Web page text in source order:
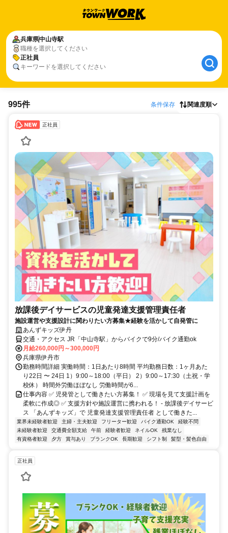
兵庫県中山寺駅
職種を選択してください
正社員
キーワードを選択してください
995件 条件保存 関連度順
正社員
放課後デイサービスの児童発達支援管理責任者
施設運営や支援設計に関わりたい方募集★経験を活かして自発管に
あんずキッズ伊丹
交通・アクセス JR「中山寺駅」からバイクで9分/バイク通勤ok
月給260,000円～300,000円
兵庫県伊丹市
勤務時間詳細 実働時間：1日あたり8時間 平均勤務日数：1ヶ月あた
り22日 〜 24日 1）9:00～18:00（平日） 2）9:00～17:30（土祝・学
校休） 時間外労働ほぼなし 労働時間が6...
仕事内容 ✅ 児発管として働きたい方募集！ ✅ 現場を見て支援計画を
柔軟に作成◎ ✅ 支援方針や施設運営に携われる！ - 放課後デイサービ
ス 「あんずキッズ」で 児童発達支援管理責任者 として働きた...
業界未経験者歓迎 主婦・主夫歓迎 フリーター歓迎 バイク通勤OK
経験不問
未経験者歓迎
交通費全額支給 午前 経験者歓迎 ネイルOK
残業なし
有資格者歓迎
夕方 賞与あり ブランクOK 長期歓迎 シフト制 髪型・髪色自由
正社員